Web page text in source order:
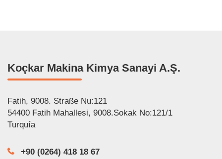
Koçkar Makina Kimya Sanayi A.Ş.
Fatih, 9008. Straße Nu:121
54400 Fatih Mahallesi, 9008.Sokak No:121/1
Turquía
+90 (0264) 418 18 67